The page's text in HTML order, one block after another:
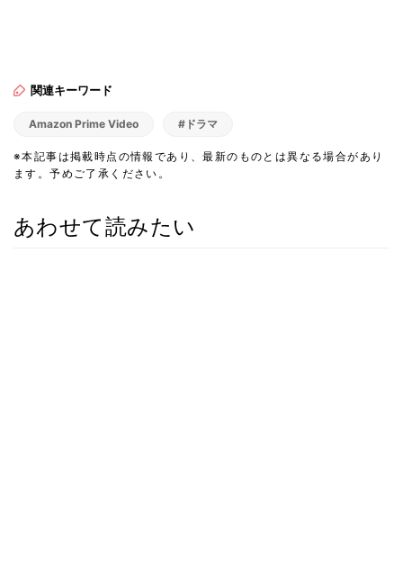
関連キーワード
Amazon Prime Video #ドラマ
※本記事は掲載時点の情報であり、最新のものとは異なる場合があり
ます。予めご了承ください。
あわせて読みたい